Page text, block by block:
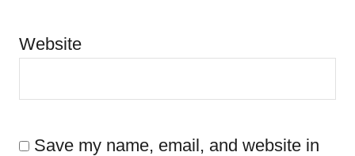
Website
Save my name, email, and website in